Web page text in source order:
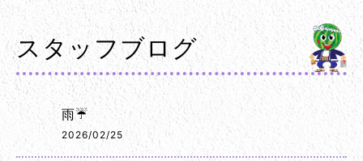
スタッフブログ
雨☔
2026/02/25